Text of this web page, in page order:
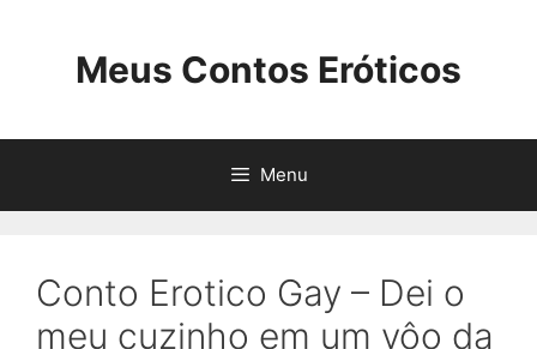
Meus Contos Eróticos
Menu
Conto Erotico Gay – Dei o
meu cuzinho em um vôo da